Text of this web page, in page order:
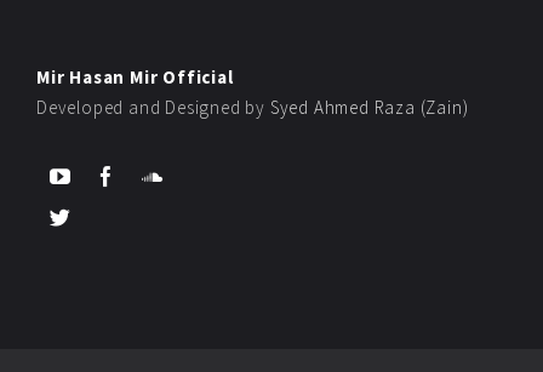
Mir Hasan Mir Official
Developed and Designed by Syed Ahmed Raza (Zain)